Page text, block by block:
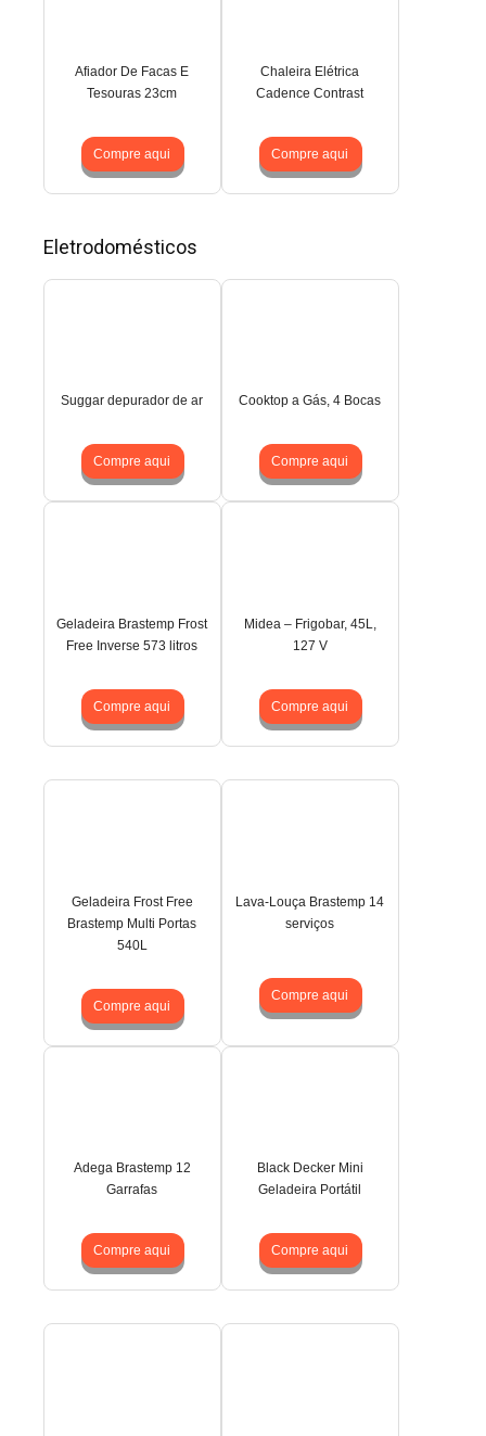
Afiador De Facas E
Tesouras 23cm
Compre aqui
Chaleira Elétrica
Cadence Contrast
Compre aqui
Eletrodomésticos
Suggar depurador de ar
Compre aqui
Cooktop a Gás, 4 Bocas
Compre aqui
Geladeira Brastemp Frost
Free Inverse 573 litros
Compre aqui
Midea – Frigobar, 45L,
127 V
Compre aqui
Geladeira Frost Free
Brastemp Multi Portas
540L
Compre aqui
Lava-Louça Brastemp 14
serviços
Compre aqui
Adega Brastemp 12
Garrafas
Compre aqui
Black Decker Mini
Geladeira Portátil
Compre aqui